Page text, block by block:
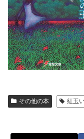
その他の本 紅玉